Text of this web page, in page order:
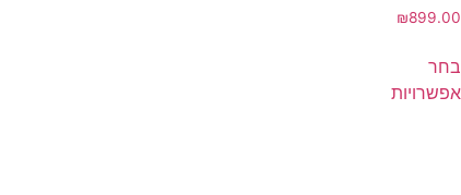
₪899.00
בחר
אפשרויות